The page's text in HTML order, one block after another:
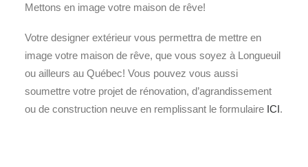
Mettons en image votre maison de rêve!
Votre designer extérieur vous permettra de mettre en
image votre maison de rêve, que vous soyez à Longueuil
ou ailleurs au Québec! Vous pouvez vous aussi
soumettre votre projet de rénovation, d’agrandissement
ou de construction neuve en remplissant le formulaire ICI.